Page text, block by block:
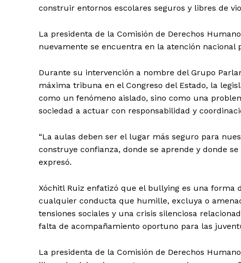
construir entornos escolares seguros y libres de
La presidenta de la Comisión de Derechos
nuevamente se encuentra en la atención
Durante su intervención a nombre del Grupo
máxima tribuna en el Congreso del Estado, la
como un fenómeno aislado, sino como una
sociedad a actuar con responsabilidad y
“La aulas deben ser el lugar más seguro para
construye confianza, donde se aprende y donde
expresó.
Xóchitl Ruiz enfatizó que el bullying es una forma
cualquier conducta que humille, excluya o
tensiones sociales y una crisis silenciosa
falta de acompañamiento oportuno para las
La presidenta de la Comisión de Derechos